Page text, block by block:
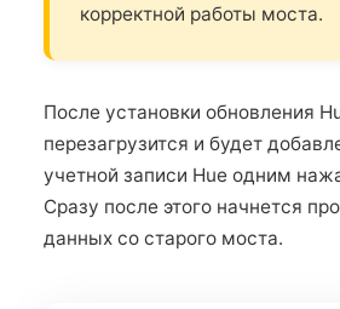
корректной работы моста.
После установки обновления
перезагрузится и будет
учетной записи Hue одним
Сразу после этого начнется
данных со старого моста.